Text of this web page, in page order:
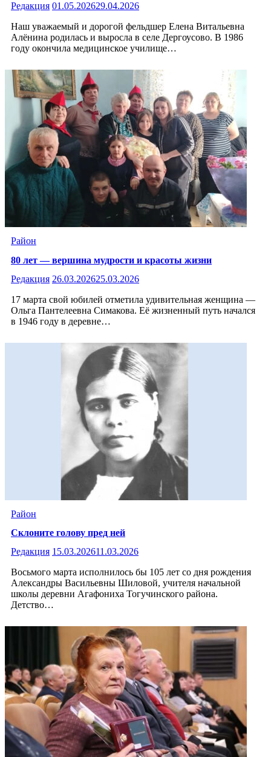
Редакция 01.05.202629.04.2026
Наш уважаемый и дорогой фельдшер Елена Витальевна
Алёнина родилась и выросла в селе Дергоусово. В 1986
году окончила медицинское училище…
Район
80 лет — вершина мудрости и красоты жизни
Редакция 26.03.202625.03.2026
17 марта свой юбилей отметила удивительная женщина —
Ольга Пантелеевна Симакова. Её жизненный путь начался
в 1946 году в деревне…
Район
Склоните голову пред ней
Редакция 15.03.202611.03.2026
Восьмого марта исполнилось бы 105 лет со дня рождения
Александры Васильевны Шиловой, учителя начальной
школы деревни Агафониха Тогучинского района.
Детство…